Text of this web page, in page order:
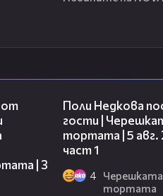
от
| 3
Поли Недкова
гости |
тортата | 5 авг.
част 1
4
Черешката
тортата